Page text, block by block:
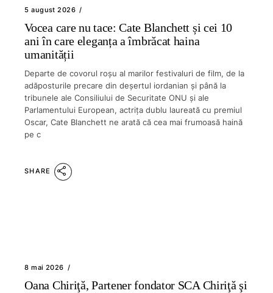
5 august 2026
Vocea care nu tace: Cate Blanchett și cei 10
ani în care eleganța a îmbrăcat haina
umanității
Departe de covorul roșu al marilor festivaluri de film, de la
adăposturile precare din deșertul iordanian și până la
tribunele ale Consiliului de Securitate ONU și ale
Parlamentului European, actrița dublu laureată cu premiul
Oscar, Cate Blanchett ne arată că cea mai frumoasă haină
pe c
SHARE
8 mai 2026
Oana Chiriţă, Partener fondator SCA Chiriţă şi